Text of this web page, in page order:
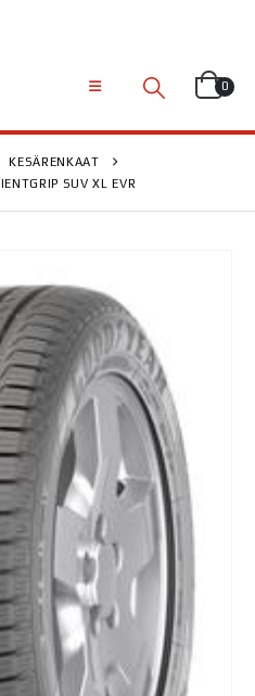
0
KESÄRENKAAT
SUV XL EVR